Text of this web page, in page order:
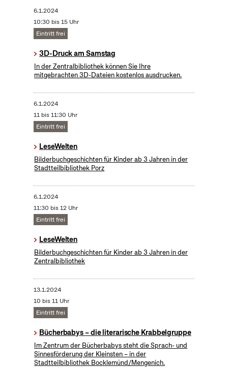
6.1.2024
10:30 bis 15 Uhr
Eintritt frei
3D-Druck am Samstag
In der Zentralbibliothek können Sie Ihre
mitgebrachten 3D-Dateien kostenlos ausdrucken.
6.1.2024
11 bis 11:30 Uhr
Eintritt frei
LeseWelten
Bilderbuchgeschichten für Kinder ab 3 Jahren in der
Stadtteilbibliothek Porz
6.1.2024
11:30 bis 12 Uhr
Eintritt frei
LeseWelten
Bilderbuchgeschichten für Kinder ab 3 Jahren in der
Zentralbibliothek
13.1.2024
10 bis 11 Uhr
Eintritt frei
Bücherbabys – die literarische Krabbelgruppe
Im Zentrum der Bücherbabys steht die Sprach- und
Sinnesförderung der Kleinsten – in der
Stadtteilbibliothek Bocklemünd/Mengenich.